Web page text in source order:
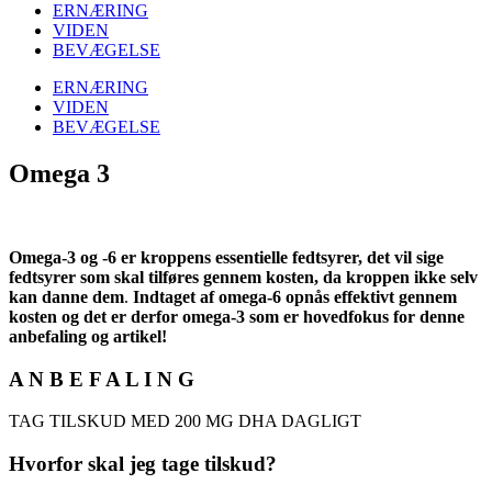
ERNÆRING
VIDEN
BEVÆGELSE
ERNÆRING
VIDEN
BEVÆGELSE
Omega 3
Omega-3 og -6 er kroppens essentielle fedtsyrer, det vil sige
fedtsyrer som skal tilføres gennem kosten, da kroppen ikke selv
kan danne dem. Indtaget af omega-6 opnås effektivt gennem
kosten og det er derfor omega-3 som er hovedfokus for denne
anbefaling og artikel!
A N B E F A L I N G
TAG TILSKUD MED 200 MG DHA DAGLIGT
Hvorfor skal jeg tage tilskud?